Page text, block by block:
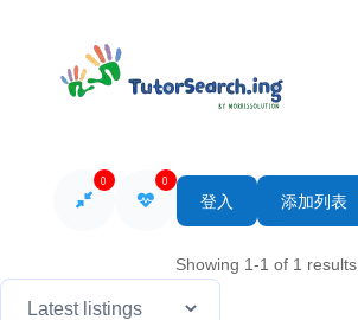
0 0
登入 添加列表
Showing 1-1 of 1 results